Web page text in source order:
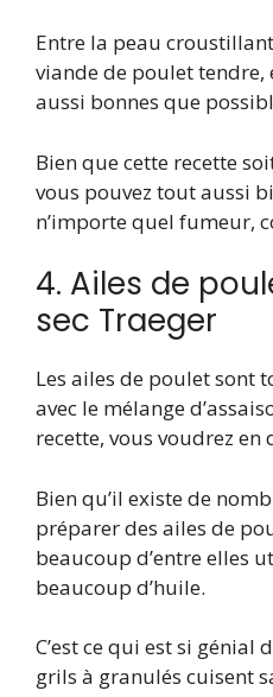
Entre la peau
viande de poulet tendre,
aussi bonnes que
Bien que cette recette
vous pouvez tout aussi
n’importe quel fumeur,
4. Ailes de
sec Traeger
Les ailes de poulet sont
avec le mélange
recette, vous voudrez en
Bien qu’il existe de
préparer des ailes de
beaucoup d’entre elles
beaucoup d’huile.
C’est ce qui est si génial
grils à granulés cuisent